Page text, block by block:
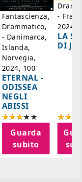
Fantascienza,
Drammatico,
- Danimarca,
Islanda,
Norvegia,
2024, 100'
ETERNAL -
ODISSEA
NEGLI
ABISSI
Guarda
subito
-
2024,
LA
DI